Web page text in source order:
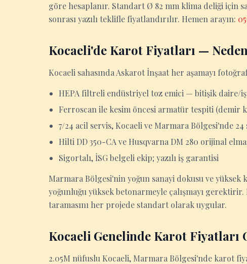
göre hesaplanır. Standart Ø 82 mm klima deliği için
sonrası yazılı teklifle fiyatlandırılır. Hemen arayın:
Kocaeli'de Karot Fiyatları —
Kocaeli sahasında Askarot İnşaat her aşamayı
HEPA filtreli endüstriyel toz emici — bitişik daire/
Ferroscan ile kesim öncesi armatür tespiti (demir
7/24 acil servis, Kocaeli ve Marmara Bölgesi'nde 24
Hilti DD 350-CA ve Husqvarna DM 280 orijinal
Sigortalı, İSG belgeli ekip; yazılı iş garantisi
Marmara Bölgesi'nin yoğun sanayi dokusu ve
yoğunluğu yüksek betonarmeyle çalışmayı
taramasını her projede standart olarak uygular.
Kocaeli Genelinde Karot Fiyatları
2.05M nüfuslu Kocaeli, Marmara Bölgesi'nde karot